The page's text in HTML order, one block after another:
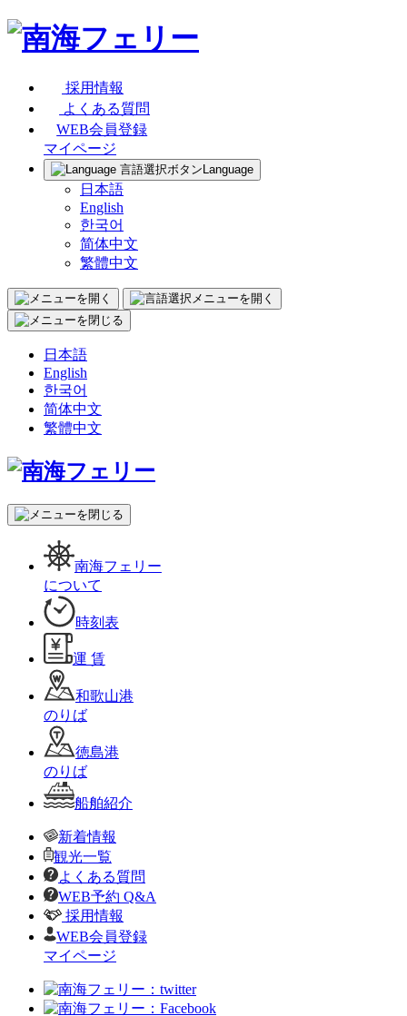
採用情報
よくある質問
WEB会員登録
マイページ
Language
日本語
English
한국어
简体中文
繁體中文
日本語
English
한국어
简体中文
繁體中文
南海フェリー
について
時刻表
運 賃
和歌山港
のりば
徳島港
のりば
船舶紹介
新着情報
観光一覧
よくある質問
WEB予約 Q&A
採用情報
WEB会員登録
マイページ